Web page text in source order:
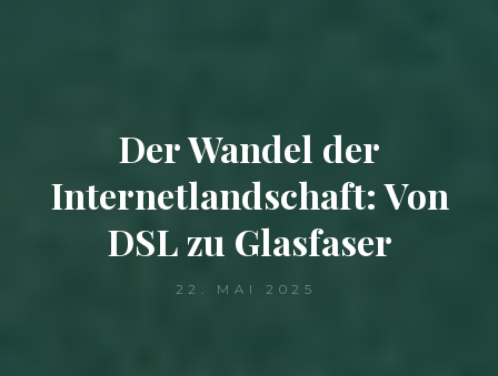
Der Wandel der
Internetlandschaft: Von
DSL zu Glasfaser
22. MAI 2025